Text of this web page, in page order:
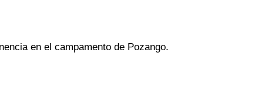
en el campamento de Pozango.